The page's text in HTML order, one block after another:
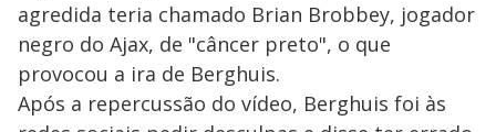
agredida teria chamado Brian Brobbey, jogador
negro do Ajax, de "câncer preto", o que
provocou a ira de Berghuis.
Após a repercussão do vídeo, Berghuis foi às